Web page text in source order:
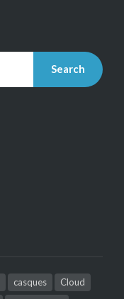
Search
casques
Cloud